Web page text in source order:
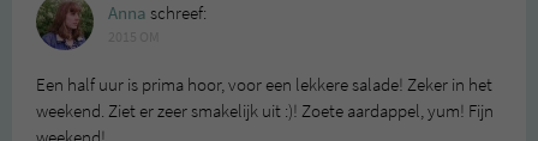
Anna schreef:
Een half uur is prima hoor, voor een lekkere salade! Zeker in het
weekend. Ziet er zeer smakelijk uit :)! Zoete aardappel, yum! Fijn